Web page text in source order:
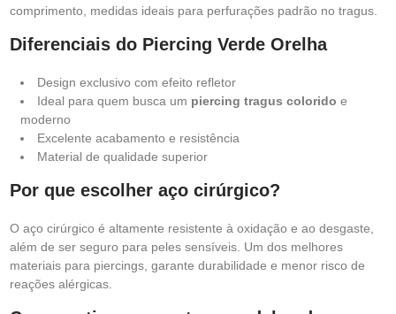
comprimento, medidas ideais para perfurações padrão no tragus.
Diferenciais do Piercing Verde Orelha
Design exclusivo com efeito refletor
Ideal para quem busca um piercing tragus colorido e
moderno
Excelente acabamento e resistência
Material de qualidade superior
Por que escolher aço cirúrgico?
O aço cirúrgico é altamente resistente à oxidação e ao desgaste,
além de ser seguro para peles sensíveis. Um dos melhores
materiais para piercings, garante durabilidade e menor risco de
reações alérgicas.